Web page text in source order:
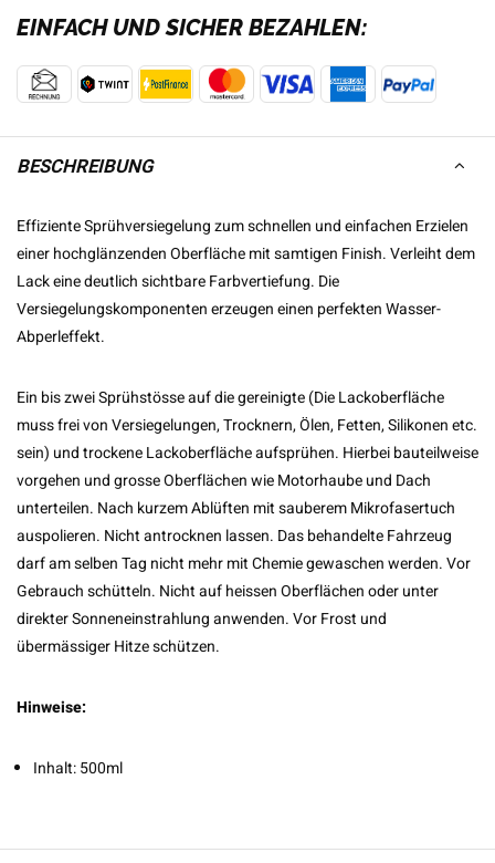
EINFACH UND SICHER BEZAHLEN:
BESCHREIBUNG
Effiziente Sprühversiegelung zum schnellen und einfachen Erzielen
einer hochglänzenden Oberfläche mit samtigen Finish. Verleiht dem
Lack eine deutlich sichtbare Farbvertiefung. Die
Versiegelungskomponenten erzeugen einen perfekten Wasser-
Abperleffekt.
Ein bis zwei Sprühstösse auf die gereinigte (Die Lackoberfläche
muss frei von Versiegelungen, Trocknern, Ölen, Fetten, Silikonen etc.
sein) und trockene Lackoberfläche aufsprühen. Hierbei bauteilweise
vorgehen und grosse Oberflächen wie Motorhaube und Dach
unterteilen. Nach kurzem Ablüften mit sauberem Mikrofasertuch
auspolieren. Nicht antrocknen lassen. Das behandelte Fahrzeug
darf am selben Tag nicht mehr mit Chemie gewaschen werden. Vor
Gebrauch schütteln. Nicht auf heissen Oberflächen oder unter
direkter Sonneneinstrahlung anwenden. Vor Frost und
übermässiger Hitze schützen.
Hinweise:
Inhalt: 500ml